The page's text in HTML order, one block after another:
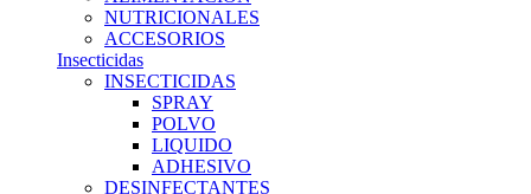
NUTRICIONALES
ACCESORIOS
Insecticidas
INSECTICIDAS
SPRAY
POLVO
LIQUIDO
ADHESIVO
DESINFECTANTES